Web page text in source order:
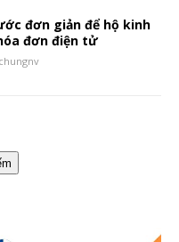
đơn giản để hộ kinh
đơn điện tử
chungnv